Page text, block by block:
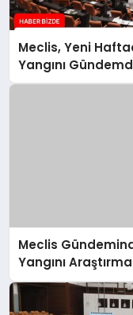
Meclis, Yeni
Yangını
Meclis
Yangını